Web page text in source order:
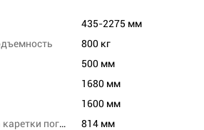
435-2275 мм
800 кг
500 мм
1680 мм
1600 мм
Минимальная ширина каретки погрузчика
814 мм